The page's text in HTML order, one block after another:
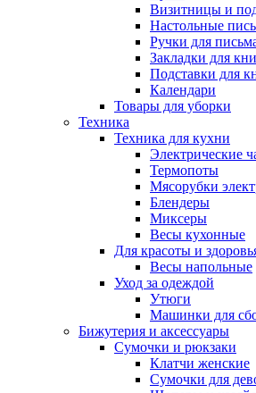
Визитницы и
Настольные
Ручки для
Закладки для
Подставки для
Календари
Товары для уборки
Техника
Техника для кухни
Электрические
Термопоты
Мясорубки
Блендеры
Миксеры
Весы кухонные
Для красоты и
Весы напольные
Уход за одеждой
Утюги
Машинки для
Бижутерия и аксессуары
Сумочки и рюкзаки
Клатчи женские
Сумочки для